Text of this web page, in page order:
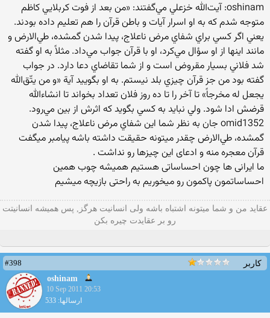
oshinam: آيت‌الله خزعلي مي‌گفتند: «من بعد از فوت كربلايي كاظم
متوجه شدم كه به او اسرار آيات و باطن قرآن را هم تعليم داده بودند.
يعني اگر كسي براي شفاي مرض ناعلاج، پيدا شدن گمشده، طي‌الارض و
مانند اينها از او سؤال مي‌كرد، او با قرآن جواب مي‌داد. مثلاً به او گفته
شد فلاني بسيار مقروض است و از شما تقاضاي دعا دارد. در جواب
گفته بود من جز قرآن چيزي بلد نيستم. به او بگوييد آية «و من يتّق‌الله
يجعل له مخرجاً» تا آخر را تا ده روز فلان تعداد بخواند تا انشاءالله
قرضش ادا شود. ولي نبايد به كسي بگويد كه اثرش از بين مي‌رود.
omid1352 جان به نظر شما این شفاي مرض ناعلاج، پيدا شدن
گمشده، طي‌الارض چقدر میتونه حقیقت داشته باشه پیامبر میگفت
قرآن معجره منه و ادعای این چیزها رو نداشت .
ما ایرانی ها چون احساساتی هستیم همیشه چوب همین
احساساتمون پاكمون رو میخوریم به راحتی بازیچه میشیم
عقاید من و شما میتونه اشتباه باشه ولی انسانیت هرگز, پس همیشه انسانیتت
رو بر عقایدت چیره بکن
کاربر
#398
oshinam
10 Sep 2011 20:53
ارسالها: 533